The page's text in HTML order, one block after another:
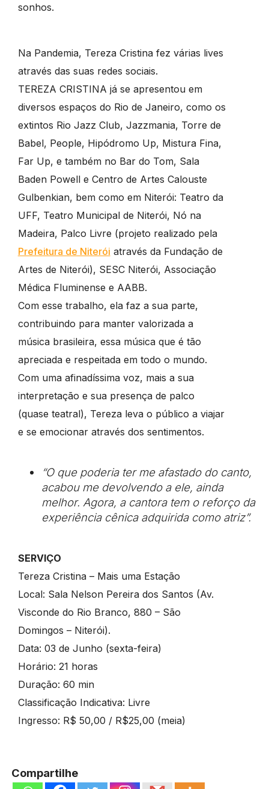
sonhos.
Na Pandemia, Tereza Cristina fez várias lives
através das suas redes sociais.
TEREZA CRISTINA já se apresentou em
diversos espaços do Rio de Janeiro, como os
extintos Rio Jazz Club, Jazzmania, Torre de
Babel, People, Hipódromo Up, Mistura Fina,
Far Up, e também no Bar do Tom, Sala
Baden Powell e Centro de Artes Calouste
Gulbenkian, bem como em Niterói: Teatro da
UFF, Teatro Municipal de Niterói, Nó na
Madeira, Palco Livre (projeto realizado pela
Prefeitura de Niterói através da Fundação de
Artes de Niterói), SESC Niterói, Associação
Médica Fluminense e AABB.
Com esse trabalho, ela faz a sua parte,
contribuindo para manter valorizada a
música brasileira, essa música que é tão
apreciada e respeitada em todo o mundo.
Com uma afinadíssima voz, mais a sua
interpretação e sua presença de palco
(quase teatral), Tereza leva o público a viajar
e se emocionar através dos sentimentos.
“O que poderia ter me afastado do canto,
acabou me devolvendo a ele, ainda
melhor. Agora, a cantora tem o reforço da
experiência cênica adquirida como atriz”.
SERVIÇO
Tereza Cristina – Mais uma Estação
Local: Sala Nelson Pereira dos Santos (Av.
Visconde do Rio Branco, 880 – São
Domingos – Niterói).
Data: 03 de Junho (sexta-feira)
Horário: 21 horas
Duração: 60 min
Classificação Indicativa: Livre
Ingresso: R$ 50,00 / R$25,00 (meia)
Compartilhe